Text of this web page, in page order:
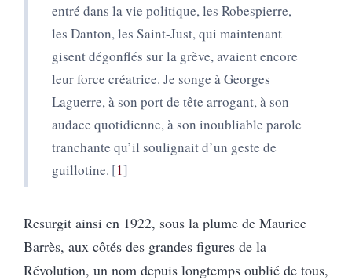
entré dans la vie politique, les Robespierre,
les Danton, les Saint-Just, qui maintenant
gisent dégonflés sur la grève, avaient encore
leur force créatrice. Je songe à Georges
Laguerre, à son port de tête arrogant, à son
audace quotidienne, à son inoubliable parole
tranchante qu’il soulignait d’un geste de
guillotine. 1
Resurgit ainsi en 1922, sous la plume de Maurice
Barrès, aux côtés des grandes figures de la
Révolution, un nom depuis longtemps oublié de tous,